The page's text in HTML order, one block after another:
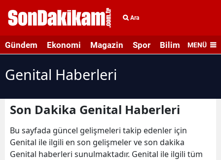
Ara
Gündem Ekonomi Magazin Spor Bilim veMENÜ
Genital Haberleri
Son Dakika Genital Haberleri
Bu sayfada güncel gelişmeleri takip edenler için
Genital ile ilgili en son gelişmeler ve son dakika
Genital haberleri sunulmaktadır. Genital ile ilgili tüm